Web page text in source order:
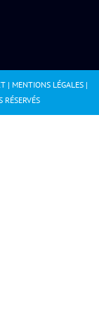
| MENTIONS LÉGALES|
RÉSERVÉS